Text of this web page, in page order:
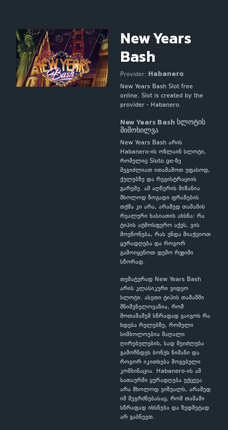
New Years
Bash
Provider: Habanero
New Years Bash Slot free
online. Slot is created by the
provider - Habanero.
New Years Bash სლოტის
მიმოხილვა
New Years Bash არის
Habanero-ის ონლაინ სლოტი,
რომელიც Sloto.ge-ზე
შეგიძლიათ ითამაშოთ უფასოდ,
ქულებზე და რეგისტრაციის
გარეშე. ამ აღწერის მიზანია
მხოლოდ ზოგადი ფრაზების
თქმა კი არა, არამედ თამაშის
რეალური ხასიათის ახსნა: რა
ტიპის ატმოსფერო აქვს, ვის
მოეწონება, რას უნდა მიაქციოთ
ყურადღება და როგორ
გამოიყენოთ დემო რეჟიმი
სწორად.
თემატურად New Years Bash
არის კლასიკური ვიდეო
სლოტი. ასეთი ტიპის თამაშში
მნიშვნელოვანია, რომ
მოთამაშემ სწრაფად გაიგოს რა
ხდება რელებზე, რომელი
სიმბოლოებია მაღალი
ღირებულების, სად შეიძლება
გამოჩნდეს ბონუს ნიშანი და
როგორ იკითხება მოგებული
კომბინაცია. Habanero-ის ამ
სათაურში ყურადღება ექცევა
არა მხოლოდ ვიზუალს, არამედ
იმ შეგრძნებასაც, რომ თამაში
სწრაფად იხსნება და ზედმეტად
არ გაბნევთ.